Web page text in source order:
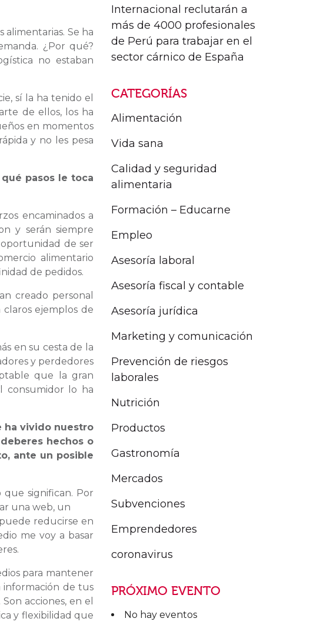
Se ha
¿Por qué?
no estaban
sí la ha tenido el
de ellos, los ha
en momentos
y no les pesa
pasos le toca
encaminados a
y serán siempre
de ser
alimentario
de pedidos.
creado personal
ejemplos de
en su cesta de la
y perdedores
que la gran
consumidor lo ha
ha vivido nuestro
hechos o
ante un posible
significan. Por
una web, un
reducirse en
me voy a basar
para mantener
información de tus
acciones, en el
y flexibilidad que
Internacional reclutarán a
más de 4000 profesionales
de Perú para trabajar en el
sector cárnico de España
CATEGORÍAS
Alimentación
Vida sana
Calidad y seguridad
alimentaria
Formación – Educarne
Empleo
Asesoría laboral
Asesoría fiscal y contable
Asesoría jurídica
Marketing y comunicación
Prevención de riesgos
laborales
Nutrición
Productos
Gastronomía
Mercados
Subvenciones
Emprendedores
coronavirus
PRÓXIMO EVENTO
No hay eventos